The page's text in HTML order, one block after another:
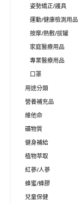
姿勢矯正/護具
運動/健康檢測用品
按摩/熱敷/拔罐
家庭醫療用品
專業醫療用品
口罩
用途分類
營養補充品
維他命
礦物質
健身補給
植物萃取
紅蔘/人蔘
蜂蜜/蜂膠
兒童保健